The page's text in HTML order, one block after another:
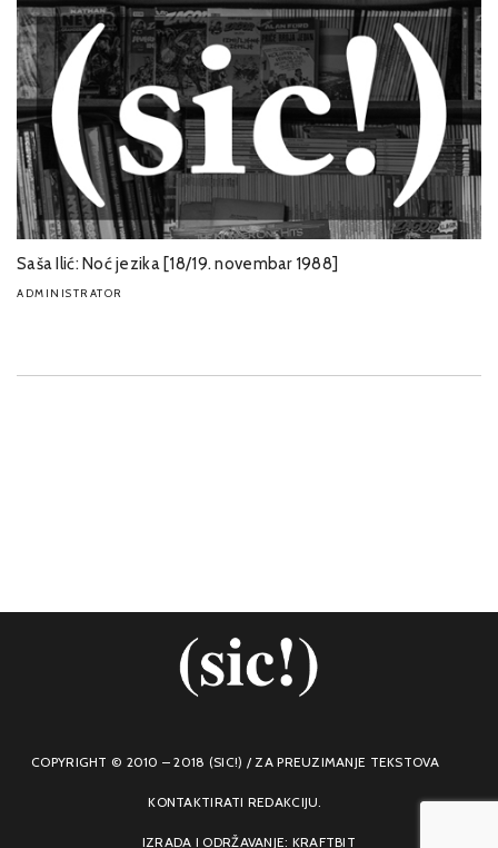
Saša Ilić: Noć jezika [18/19. novembar 1988]
ADMINISTRATOR
COPYRIGHT © 2010 – 2018 (SIC!) / ZA PREUZIMANJE TEKSTOVA
KONTAKTIRATI REDAKCIJU.
IZRADA I ODRŽAVANJE: KRAFTBIT